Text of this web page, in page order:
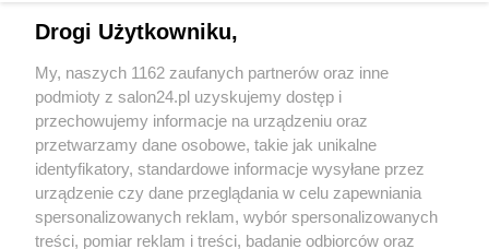
Sport
Społeczeństwo
Kultura
Drogi Użytkowniku,
My, naszych 1162 zaufanych partnerów oraz inne
podmioty z salon24.pl uzyskujemy dostęp i
przechowujemy informacje na urządzeniu oraz
przetwarzamy dane osobowe, takie jak unikalne
identyfikatory, standardowe informacje wysyłane przez
urządzenie czy dane przeglądania w celu zapewniania
spersonalizowanych reklam, wybór spersonalizowanych
treści, pomiar reklam i treści, badanie odbiorców oraz